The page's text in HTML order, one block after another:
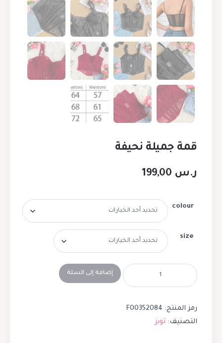
قمة جميلة نحيفة
ر.س
colour
size
إضافة إلى السلة
رمز المنتج: F00352084
التصنيف: توبز